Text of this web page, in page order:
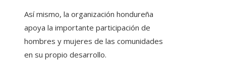
Así mismo, la organización hondureña
apoya la importante participación de
hombres y mujeres de las comunidades
en su propio desarrollo.